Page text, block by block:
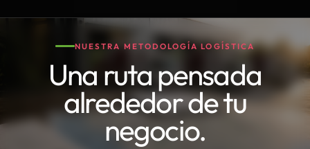
NUESTRA METODOLOGÍA LOGÍSTICA
Una ruta pensada
alrededor de tu
negocio.